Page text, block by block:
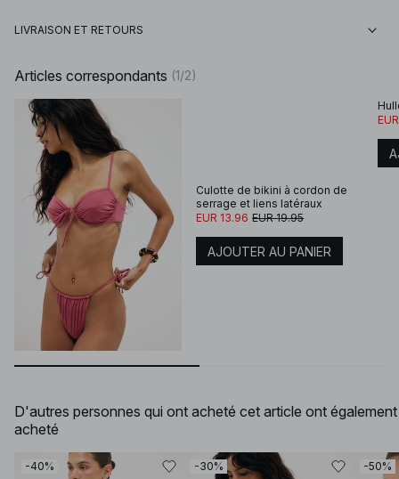
LIVRAISON ET RETOURS
Articles correspondants (1/2)
Culotte de bikini à cordon de
serrage et liens latéraux
EUR 13.96 EUR 19.95
AJOUTER AU PANIER
D'autres personnes qui ont acheté cet article ont également
acheté
-40% -30% -50%